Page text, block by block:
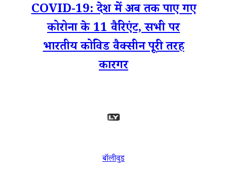
COVID-19: देश में अब तक पाए गए
कोरोना के 11 वैरिएंट, सभी पर
भारतीय कोविड वैक्सीन पूरी तरह
कारगर
बॉलीवुड